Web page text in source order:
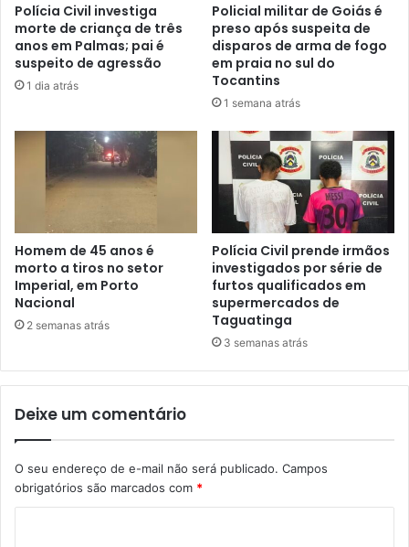
Polícia Civil investiga
morte de criança de três
anos em Palmas; pai é
suspeito de agressão
1 dia atrás
Policial militar de Goiás é
preso após suspeita de
disparos de arma de fogo
em praia no sul do
Tocantins
1 semana atrás
Homem de 45 anos é
morto a tiros no setor
Imperial, em Porto
Nacional
2 semanas atrás
Polícia Civil prende irmãos
investigados por série de
furtos qualificados em
supermercados de
Taguatinga
3 semanas atrás
Deixe um comentário
O seu endereço de e-mail não será publicado. Campos
obrigatórios são marcados com *